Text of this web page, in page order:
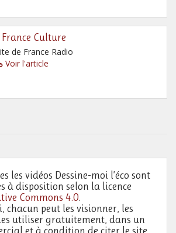
France Culture
de France Radio
Voir l'article
les vidéos Dessine-moi l’éco sont
à disposition selon la licence
Commons 4.0.
chacun peut les visionner, les
utiliser gratuitement, dans un
et à condition de citer le site